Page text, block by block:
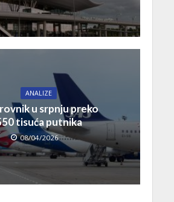
ANALIZE
u srpnju preko
tisuća putnika
08/04/2026